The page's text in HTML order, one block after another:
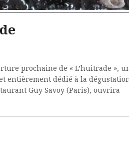
prochaine de « L’huitrade »,
entièrement dédié à la
Guy Savoy (Paris), ouvrira